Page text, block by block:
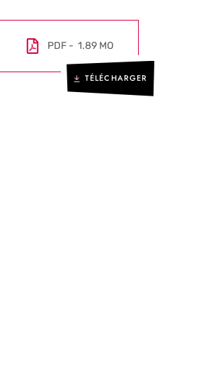
PDF 1.89 MO
TÉLÉCHARGER